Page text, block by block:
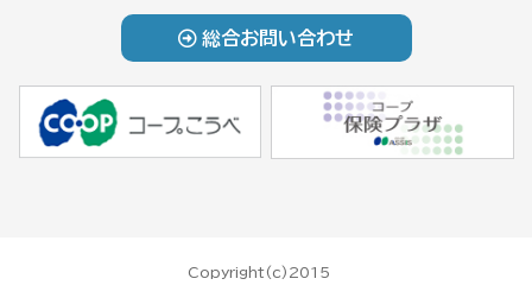
総合お問い合わせ
Copyright(c)2015